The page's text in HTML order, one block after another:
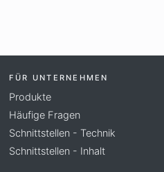
FÜR UNTERNEHMEN
Produkte
Häufige Fragen
Schnittstellen - Technik
Schnittstellen - Inhalt